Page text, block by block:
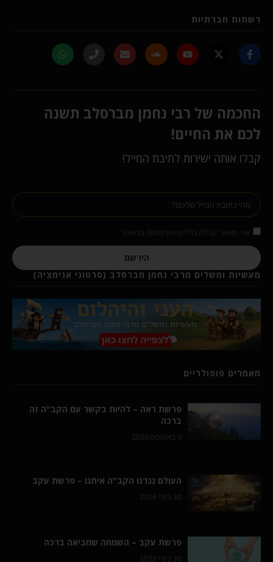
רשתות חברתיות
החכמה של רבי נחמן מברסלב תשנה
לכם את החיים!
קבלו אותה ישירות לתיבת המייל!
הירשם
מעשיות ומשלים מרבי נחמן מברסלב (סרטוני אנימציה)
מאמרים פופולריים
פרשת ראה – להיות בקשר עם הקב"ה זה
ברכה
6 באוגוסט 2026
העולם נגדנו הקב"ה איתנו – פרשת עקב
30 ביולי 2026
פרשת עקב – השמחה שמביאה ברכה
30 ביולי 2026